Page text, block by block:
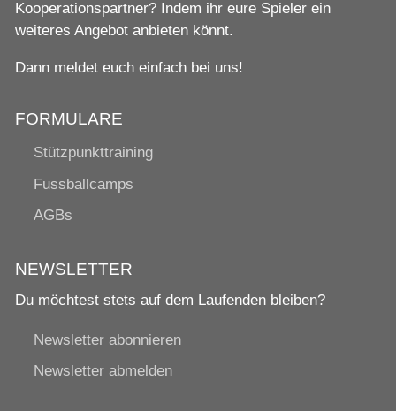
Kooperationspartner? Indem ihr eure Spieler ein
weiteres Angebot anbieten könnt.
Dann meldet euch einfach bei uns!
FORMULARE
Stützpunkttraining
Fussballcamps
AGBs
NEWSLETTER
Du möchtest stets auf dem Laufenden bleiben?
Newsletter abonnieren
Newsletter abmelden